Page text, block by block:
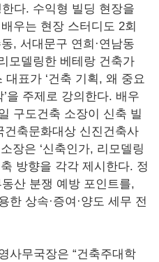
다. 수익형 빌딩 현장을
우는 현장 스터디도 2회
, 서대문구 연희·연남동
모델링한 베테랑 건축가
표가 ‘건축 기획, 왜 중요
을 주제로 강의한다. 배우
구도건축 소장이 신축 빌
축문화대상 신진건축사
장은 ‘신축인가, 리모델링
방향을 각각 제시한다. 정
산 분쟁 예방 포인트를,
한 상속·증여·양도 세무 전
사무국장은 “건축주대학